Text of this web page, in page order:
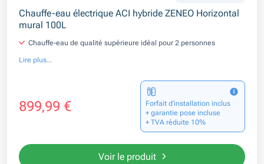
Chauffe-eau électrique ACI hybride ZENEO Horizontal
mural 100L
Chauffe-eau de qualité supérieure idéal pour 2 personnes
Lire plus...
899,99 €
Forfait d’installation inclus
+ garantie pose incluse
+ TVA réduite 10%
Voir le produit